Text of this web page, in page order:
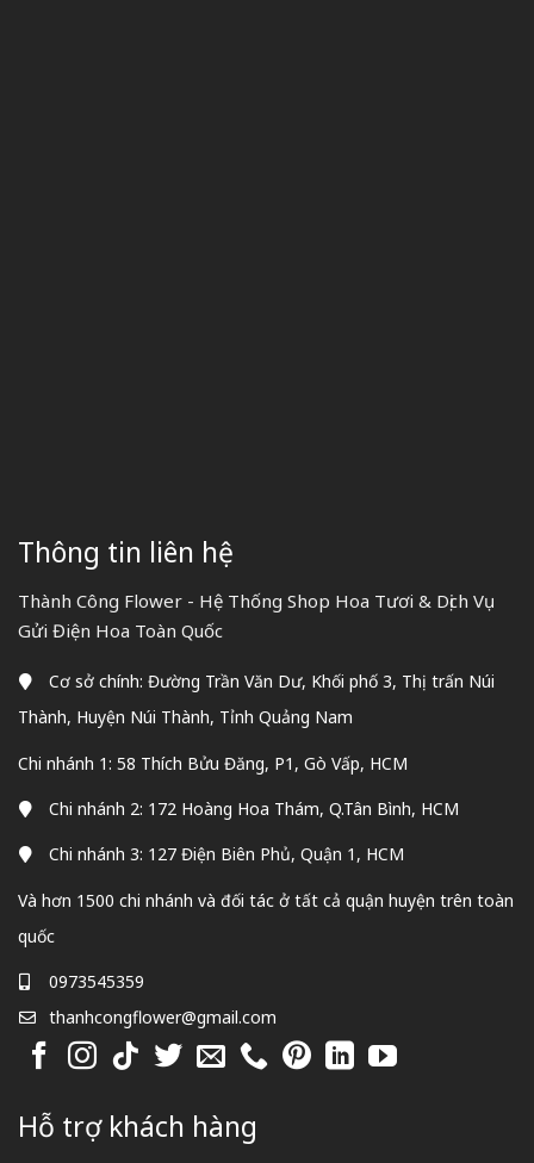
Thông tin liên hệ
Thành Công Flower - Hệ Thống Shop Hoa Tươi & Dịch Vụ
Gửi Điện Hoa Toàn Quốc
Cơ sở chính: Đường Trần Văn Dư, Khối phố 3, Thị trấn Núi
Thành, Huyện Núi Thành, Tỉnh Quảng Nam
Chi nhánh 1: 58 Thích Bửu Đăng, P1, Gò Vấp, HCM
Chi nhánh 2: 172 Hoàng Hoa Thám, Q.Tân Bình, HCM
Chi nhánh 3: 127 Điện Biên Phủ, Quận 1, HCM
Và hơn 1500 chi nhánh và đối tác ở tất cả quận huyện trên toàn
quốc
0973545359
thanhcongflower@gmail.com
Hỗ trợ khách hàng